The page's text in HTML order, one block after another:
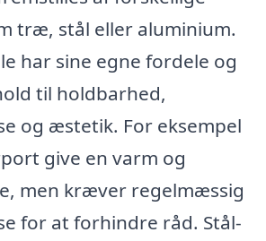
træ, stål eller aluminium.
har sine egne fordele og
til holdbarhed,
og æstetik. For eksempel
give en varm og
men kræver regelmæssig
for at forhindre råd. Stål-